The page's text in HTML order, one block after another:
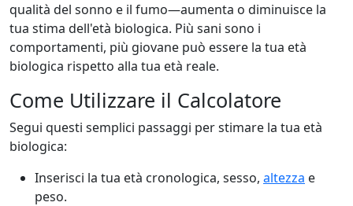
qualità del sonno e il fumo—aumenta o diminuisce la
tua stima dell'età biologica. Più sani sono i
comportamenti, più giovane può essere la tua età
biologica rispetto alla tua età reale.
Come Utilizzare il Calcolatore
Segui questi semplici passaggi per stimare la tua età
biologica:
Inserisci la tua età cronologica, sesso, altezza e
peso.